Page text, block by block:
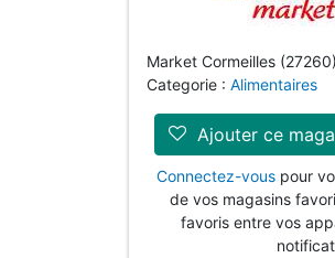
Market Cormeilles (27260)
Categorie : Alimentaires
Ajouter ce
Connectez-vous pour
de vos magasins
favoris entre vos